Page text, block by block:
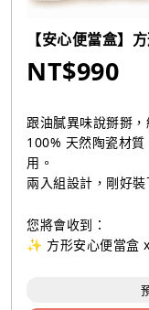
【安心便當盒】
NT$990
跟油膩異味說掰掰
100% 天然陶瓷材
用。
兩入組設計，剛好
您將會收到：
✨ 方形安心便當盒